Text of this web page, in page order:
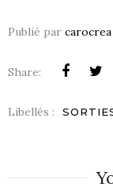
Publié par carocrea
Share:
Libellés :